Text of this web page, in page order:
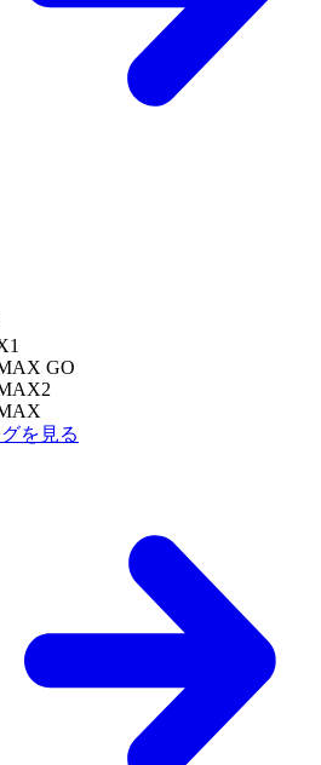
GO
を見る